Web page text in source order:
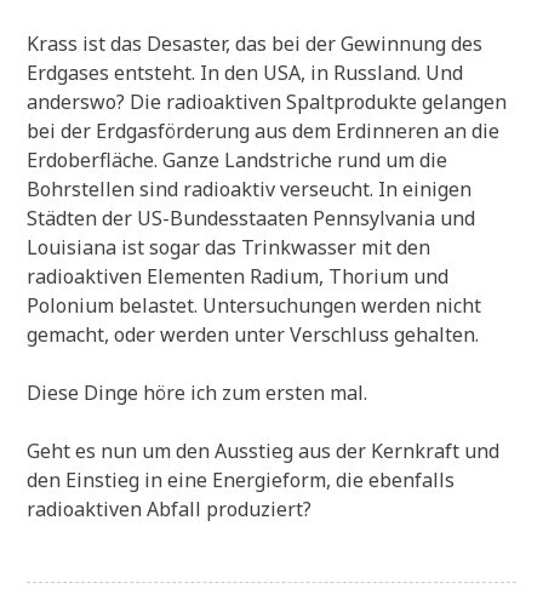
Krass ist das Desaster, das bei der Gewinnung des
Erdgases entsteht. In den USA, in Russland. Und
anderswo? Die radioaktiven Spaltprodukte gelangen
bei der Erdgasförderung aus dem Erdinneren an die
Erdoberfläche. Ganze Landstriche rund um die
Bohrstellen sind radioaktiv verseucht. In einigen
Städten der US-Bundesstaaten Pennsylvania und
Louisiana ist sogar das Trinkwasser mit den
radioaktiven Elementen Radium, Thorium und
Polonium belastet. Untersuchungen werden nicht
gemacht, oder werden unter Verschluss gehalten.
Diese Dinge höre ich zum ersten mal.
Geht es nun um den Ausstieg aus der Kernkraft und
den Einstieg in eine Energieform, die ebenfalls
radioaktiven Abfall produziert?